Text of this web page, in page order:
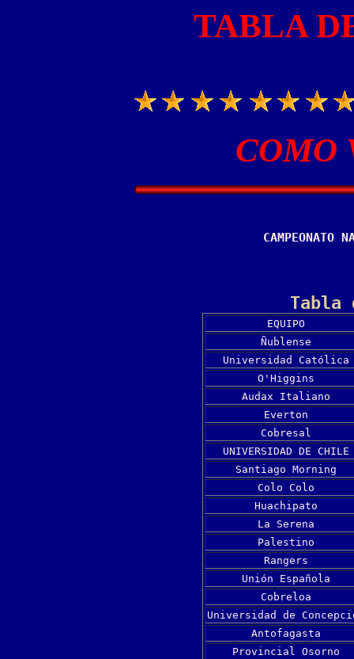
TABLA
COMO
CAMPEONATO
Tabla
EQUIPO
Ñublense
Universidad Católica
O'Higgins
Audax Italiano
Everton
Cobresal
UNIVERSIDAD DE CHILE
Santiago Morning
Colo Colo
Huachipato
La Serena
Palestino
Rangers
Unión Española
Cobreloa
Universidad de
Antofagasta
Provincial Osorno